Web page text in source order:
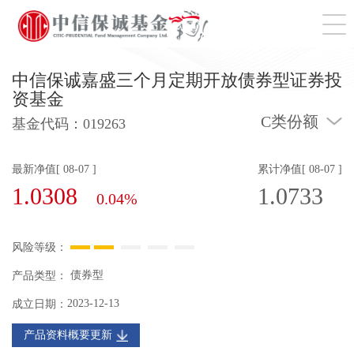
切
中信保诚嘉盛三个月定期开放债券型证券投
资基金
C类份额
基金代码： 019263
最新净值[ 08-07 ]
1.0308 0.04%
累计净值[ 08-07 ]
1.0733
风险等级：
产品类型： 债券型
成立日期： 2023-12-13
产品资料概要更新